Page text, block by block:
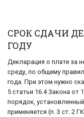
СРОК СДАЧИ
ГОДУ
Декларация о плате за
среду, по общему
года. При этом нужно
5 статьи 16.4 Закона от
порядок,
применяется (п. 3 ст. 2